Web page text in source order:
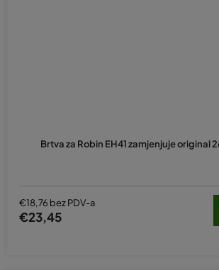
Brtva za Robin EH41 zamjenjuje original
€18,76 bez PDV-a
€23,45